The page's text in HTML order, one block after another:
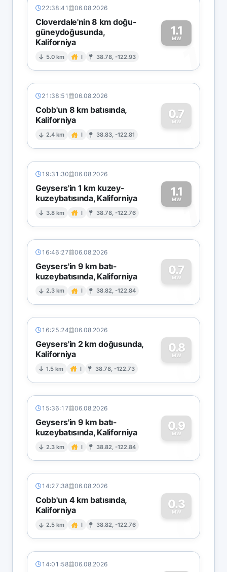
22:38:41 06.08.2026
Cloverdale'nin 8 km doğu-
güneydoğusunda,
Kaliforniya
5.0 km I 38.78, -122.93
1.1
MW
1
21:38:51 06.08.2026
Cobb'un 8 km batısında,
Kaliforniya
2.4 km I 38.83, -122.81
0.7
MW
0
19:31:30 06.08.2026
Geysers'in 1 km kuzey-
kuzeybatısında, Kaliforniya
3.8 km I 38.78, -122.76
1.1
MW1
16:46:27 06.08.2026
Geysers'in 9 km batı-
kuzeybatısında, Kaliforniya
2.3 km I 38.82, -122.84
0.7
MW
0
16:25:24 06.08.2026
Geysers'in 2 km doğusunda,
Kaliforniya
1.5 km I 38.78, -122.73
0.8
MW
0
15:36:17 06.08.2026
Geysers'in 9 km batı-
kuzeybatısında, Kaliforniya
2.3 km I 38.82, -122.84
0.9
MW
0
14:27:38 06.08.2026
Cobb'un 4 km batısında,
Kaliforniya
2.5 km I 38.82, -122.76
0.3
MW
0
14:01:58 06.08.2026